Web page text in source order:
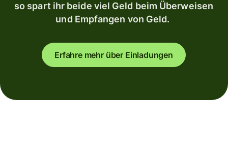
so spart ihr beide viel Geld beim Überweisen
und Empfangen von Geld.
Erfahre mehr über Einladungen